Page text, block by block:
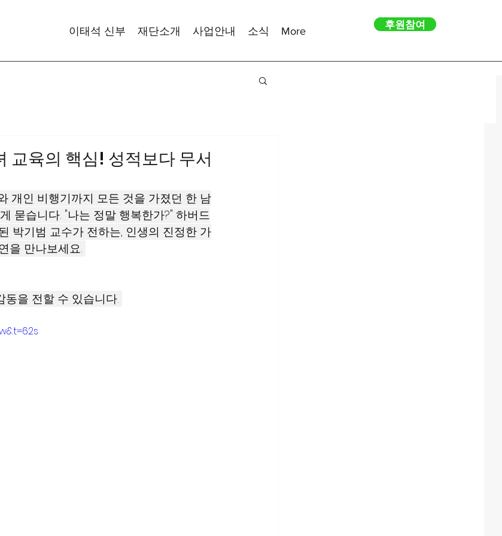
이태석 신부 재단소개 사업안내 소식 More
후원참여
교육의 핵심! 성적보다 무서
개인 비행기까지 모든 것을 가졌던 한 남
묻습니다. "나는 정말 행복한가?" 하버드
박기범 교수가 전하는, 인생의 진정한 가
을 만나보세요.
동을 전할 수 있습니다.